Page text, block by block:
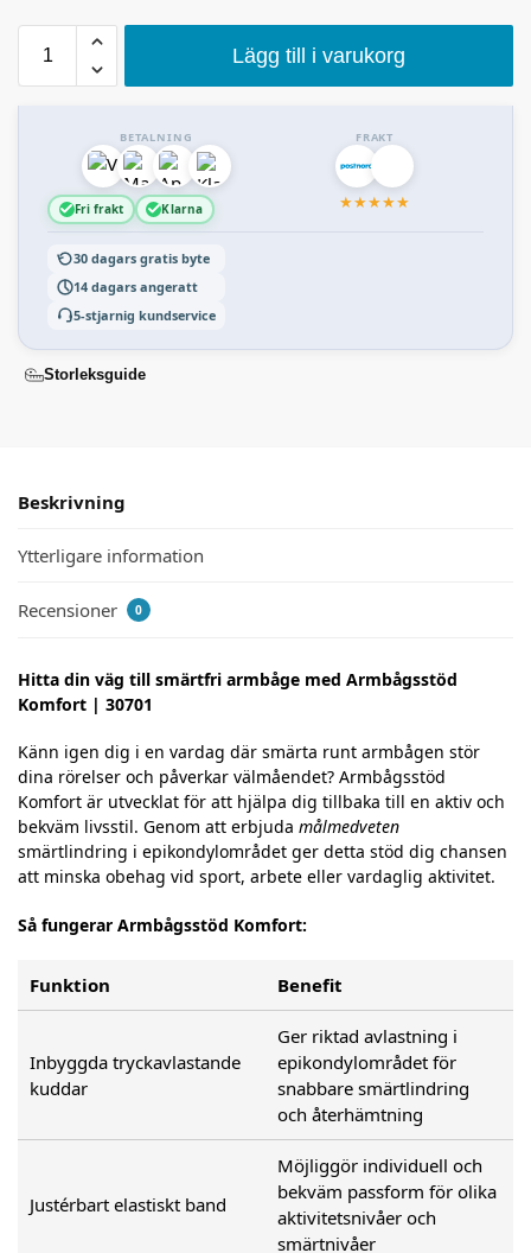
Lägg till i varukorg
BETALNING
Fri frakt Klarna
FRAKT
★★★★★
30 dagars gratis byte
14 dagars angeratt
5-stjarnig kundservice
Storleksguide
Beskrivning
Ytterligare information
Recensioner 0
Hitta din väg till smärtfri armbåge med Armbågsstöd
Komfort | 30701
Känn igen dig i en vardag där smärta runt armbågen stör
dina rörelser och påverkar välmåendet? Armbågsstöd
Komfort är utvecklat för att hjälpa dig tillbaka till en aktiv och
bekväm livsstil. Genom att erbjuda målmedveten
smärtlindring i epikondylområdet ger detta stöd dig chansen
att minska obehag vid sport, arbete eller vardaglig aktivitet.
Så fungerar Armbågsstöd Komfort:
Funktion Benefit
Inbyggda tryckavlastande
kuddar
Ger riktad avlastning i
epikondylområdet för
snabbare smärtlindring
och återhämtning
Justérbart elastiskt band
Möjliggör individuell och
bekväm passform för olika
aktivitetsnivåer och
smärtnivåer